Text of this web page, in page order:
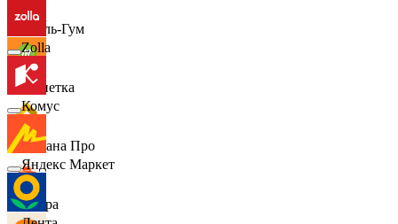
Бубль-Гум
Монетка
Лемана Про
7 утра
Zolla
Комус
Яндекс Маркет